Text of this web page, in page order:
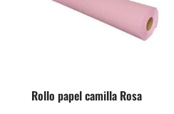
Rollo papel camilla Rosa